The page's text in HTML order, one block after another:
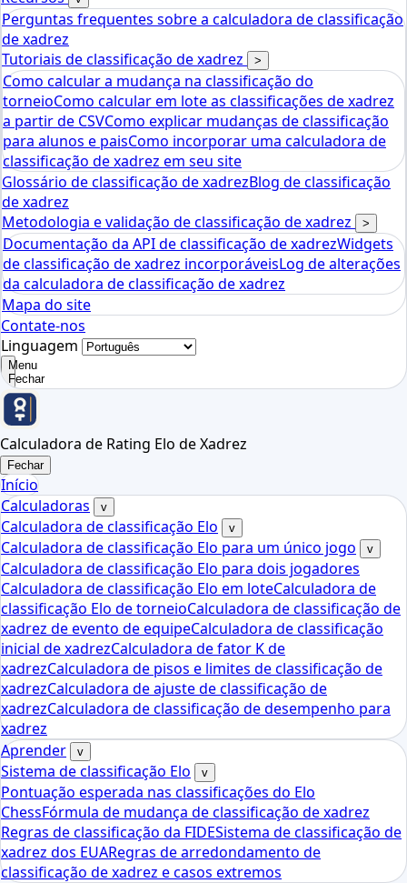
Perguntas frequentes sobre a calculadora de classificação
de xadrez
Tutoriais de classificação de xadrez
>
Como calcular a mudança na classificação do
torneioComo calcular em lote as classificações de xadrez
a partir de CSVComo explicar mudanças de classificação
para alunos e paisComo incorporar uma calculadora de
classificação de xadrez em seu site
Glossário de classificação de xadrezBlog de classificação
de xadrez
Metodologia e validação de classificação de xadrez
>
Documentação da API de classificação de xadrezWidgets
de classificação de xadrez incorporáveisLog de alterações
da calculadora de classificação de xadrez
Mapa do site
Contate-nos
Linguagem
Menu
Fechar
Calculadora de Rating Elo de Xadrez
Fechar
Início
Calculadoras
v
Calculadora de classificação Elo v
Calculadora de classificação Elo para um único jogo v
Calculadora de classificação Elo para dois jogadores
Calculadora de classificação Elo em loteCalculadora de
classificação Elo de torneioCalculadora de classificação de
xadrez de evento de equipeCalculadora de classificação
inicial de xadrezCalculadora de fator K de
xadrezCalculadora de pisos e limites de classificação de
xadrezCalculadora de ajuste de classificação de
xadrezCalculadora de classificação de desempenho para
xadrez
Aprender
v
Sistema de classificação Elo v
Pontuação esperada nas classificações do Elo
ChessFórmula de mudança de classificação de xadrez
Regras de classificação da FIDESistema de classificação de
xadrez dos EUARegras de arredondamento de
classificação de xadrez e casos extremos